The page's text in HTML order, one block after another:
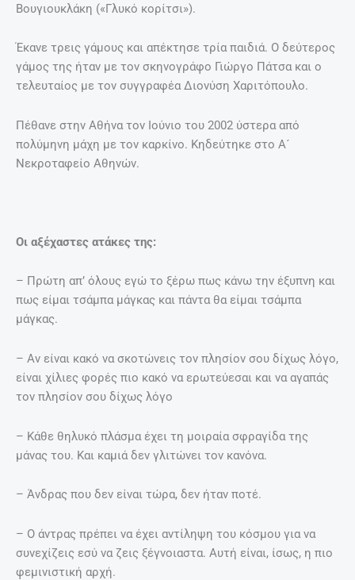
Βουγιουκλάκη («Γλυκό κορίτσι»).
Έκανε τρεις γάμους και απέκτησε τρία παιδιά. Ο δεύτερος
γάμος της ήταν με τον σκηνογράφο Γιώργο Πάτσα και ο
τελευταίος με τον συγγραφέα Διονύση Χαριτόπουλο.
Πέθανε στην Αθήνα τον Ιούνιο του 2002 ύστερα από
πολύμηνη μάχη με τον καρκίνο. Κηδεύτηκε στο Α´
Νεκροταφείο Αθηνών.
Οι αξέχαστες ατάκες της:
– Πρώτη απ’ όλους εγώ το ξέρω πως κάνω την έξυπνη και
πως είμαι τσάμπα μάγκας και πάντα θα είμαι τσάμπα
μάγκας.
– Αν είναι κακό να σκοτώνεις τον πλησίον σου δίχως λόγο,
είναι χίλιες φορές πιο κακό να ερωτεύεσαι και να αγαπάς
τον πλησίον σου δίχως λόγο
– Kάθε θηλυκό πλάσμα έχει τη μοιραία σφραγίδα της
μάνας του. Και καμιά δεν γλιτώνει τον κανόνα.
– Άνδρας που δεν είναι τώρα, δεν ήταν ποτέ.
– Ο άντρας πρέπει να έχει αντίληψη του κόσμου για να
συνεχίζεις εσύ να ζεις ξέγνοιαστα. Αυτή είναι, ίσως, η πιο
φεμινιστική αρχή.